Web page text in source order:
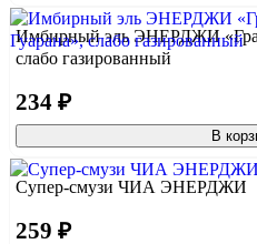
Имбирный эль ЭНЕРДЖИ
слабо газированный
234 ₽
В
Супер-смузи ЧИА ЭНЕРДЖИ
259 ₽